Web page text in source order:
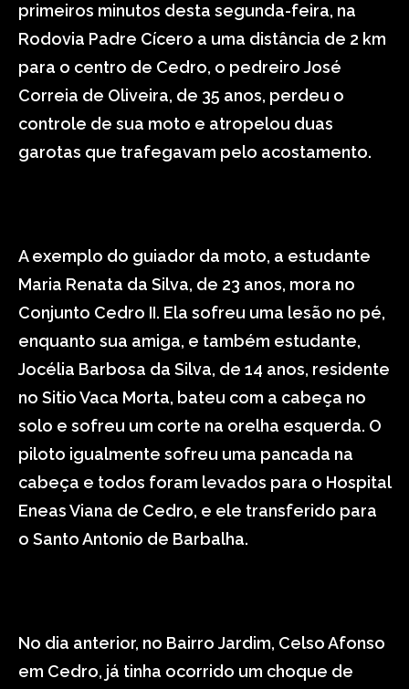
primeiros minutos desta segunda-feira, na
Rodovia Padre Cícero a uma distância de 2 km
para o centro de Cedro, o pedreiro José
Correia de Oliveira, de 35 anos, perdeu o
controle de sua moto e atropelou duas
garotas que trafegavam pelo acostamento.
A exemplo do guiador da moto, a estudante
Maria Renata da Silva, de 23 anos, mora no
Conjunto Cedro II. Ela sofreu uma lesão no pé,
enquanto sua amiga, e também estudante,
Jocélia Barbosa da Silva, de 14 anos, residente
no Sitio Vaca Morta, bateu com a cabeça no
solo e sofreu um corte na orelha esquerda. O
piloto igualmente sofreu uma pancada na
cabeça e todos foram levados para o Hospital
Eneas Viana de Cedro, e ele transferido para
o Santo Antonio de Barbalha.
No dia anterior, no Bairro Jardim, Celso Afonso
em Cedro, já tinha ocorrido um choque de